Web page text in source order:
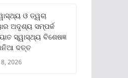
ଓ ତ୍ୱଚା
ଅଦୃଶ୍ୟ ସମ୍ପର୍କ
ସ୍ୱାସ୍ଥ୍ୟ ବିଶେଷଜ୍ଞ
ଦତ୍ତ
8, 2026